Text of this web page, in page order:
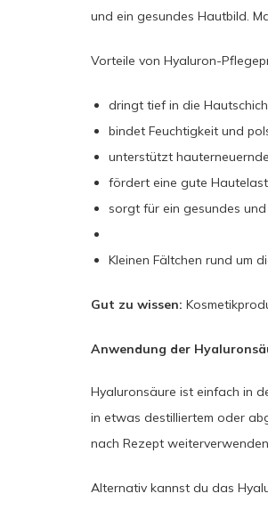
und ein gesundes Hautbild.
Vorteile von Hyaluron-
dringt tief in die
bindet Feuchtigkeit und
unterstützt
fördert eine gute
sorgt für ein gesundes
Kleinen Fältchen rund um
Gut zu wissen:
Anwendung der
Hyaluronsäure ist einfach in
in etwas destilliertem oder
nach Rezept
Alternativ kannst du das